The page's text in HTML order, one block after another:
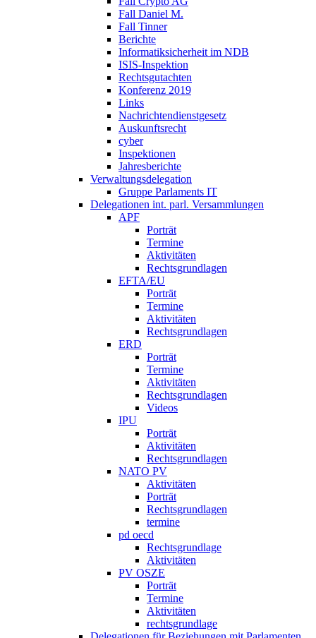
Fall Daniel M.
Fall Tinner
Berichte
Informatiksicherheit ­im NDB
ISIS-Inspektion
Rechtsgutachten
Konferenz 2019
Links
Nachrichtendienstgesetz
Auskunftsrecht
cyber
Inspektionen
Jahresberichte
Verwaltungsdelegation
Gruppe Parlaments IT
Delegationen int. parl. Versammlungen
APF
Porträt
Termine
Aktivitäten
Rechtsgrundlagen
EFTA/EU
Porträt
Termine
Aktivitäten
Rechtsgrundlagen
ERD
Porträt
Termine
Aktivitäten
Rechtsgrundlagen
Videos
IPU
Porträt
Aktivitäten
Rechtsgrundlagen
NATO PV
Aktivitäten
Porträt
Rechtsgrundlagen
termine
pd oecd
Rechtsgrundlage
Aktivitäten
PV OSZE
Porträt
Termine
Aktivitäten
rechtsgrundlage